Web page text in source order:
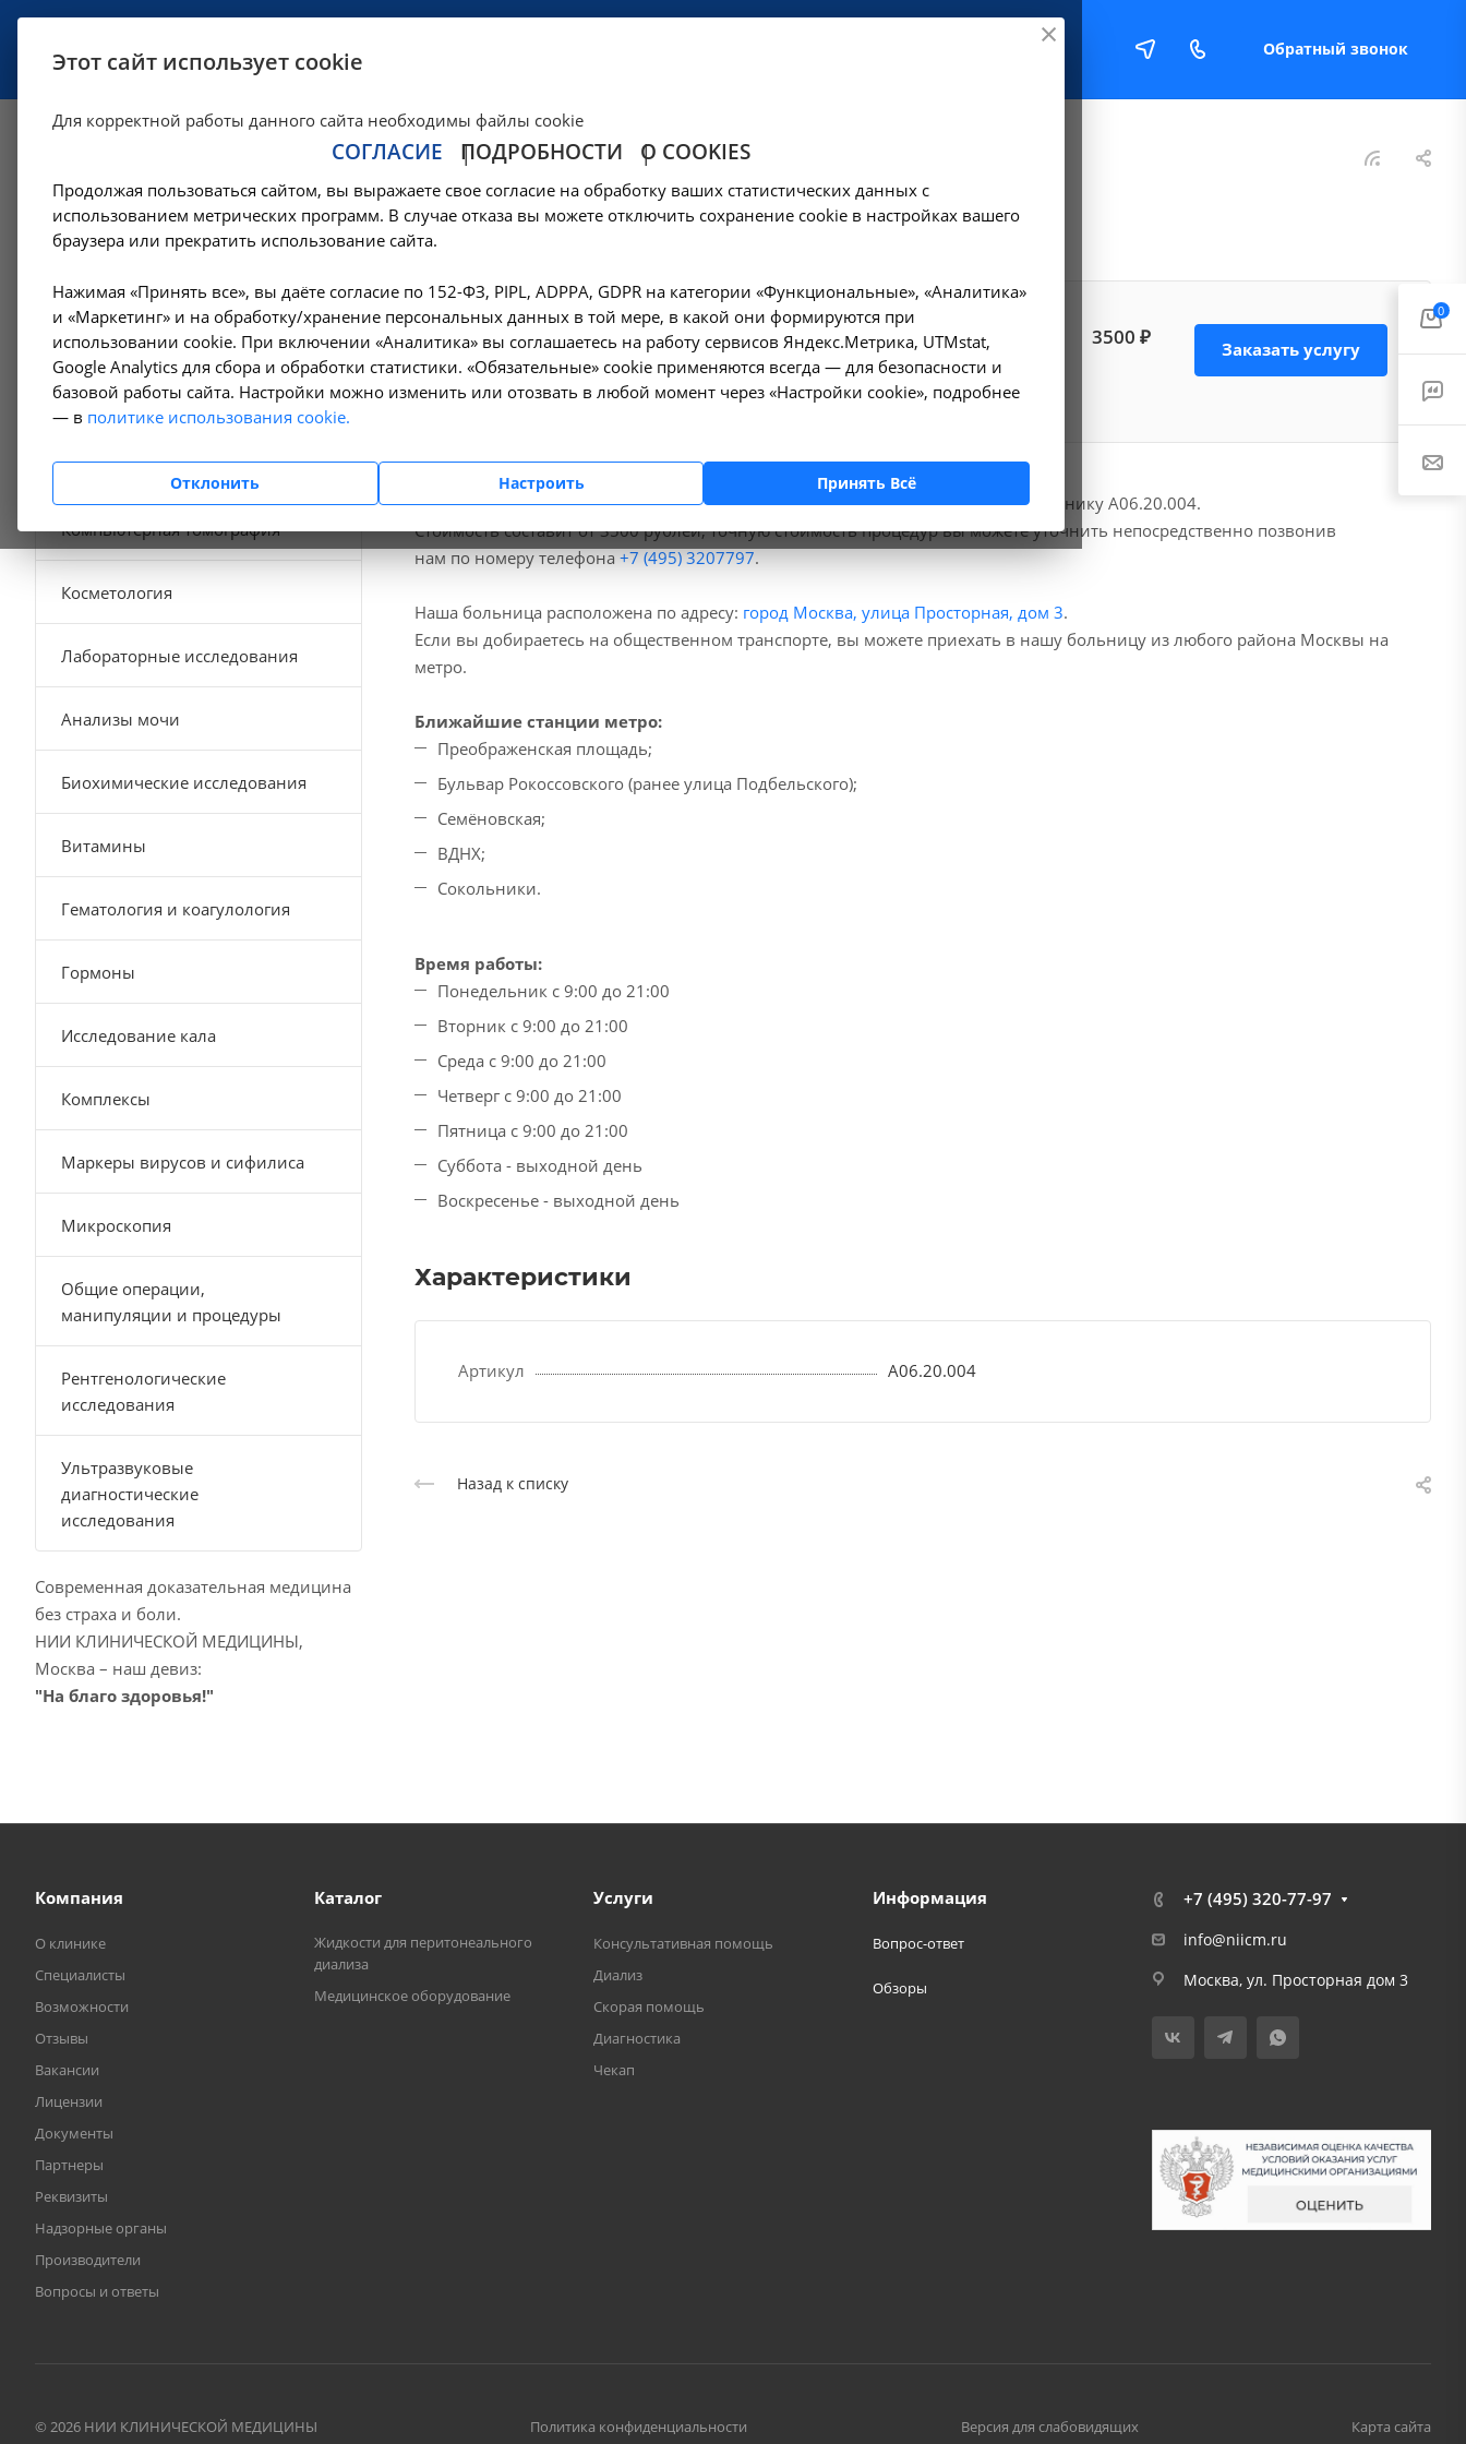
Обратный звонок
Маммография - A06.20.004 в Москве
Цены в Москве — Рентгенологические исследования в Москве — Маммография - A06.20.004 в Москве
Оформите заявку на сайте, мы свяжемся с вами в
ближайшее время и ответим на все интересующие
вопросы.
3500 ₽ Заказать услугу
В нашей больнице вы можете пройти процедуры Маммография, код по справочнику A06.20.004.
Стоимость составит от 3500 рублей, точную стоимость процедур вы можете уточнить непосредственно позвонив
нам по номеру телефона +7 (495) 3207797.
Наша больница расположена по адресу: город Москва, улица Просторная, дом 3.
Если вы добираетесь на общественном транспорте, вы можете приехать в нашу больницу из любого района Москвы на
метро.
Ближайшие станции метро:
Преображенская площадь;
Бульвар Рокоссовского (ранее улица Подбельского);
Семёновская;
ВДНХ;
Сокольники.
Время работы:
Понедельник с 9:00 до 21:00
Вторник с 9:00 до 21:00
Среда с 9:00 до 21:00
Четверг с 9:00 до 21:00
Пятница с 9:00 до 21:00
Суббота - выходной день
Воскресенье - выходной день
Характеристики
Артикул A06.20.004
Назад к списку
Амбулаторно-
поликлинические услуги
Гемодиализ
Денситометрия
Компьютерная томография
Косметология
Лабораторные исследования
Анализы мочи
Биохимические исследования
Витамины
Гематология и коагулология
Гормоны
Исследование кала
Комплексы
Маркеры вирусов и сифилиса
Микроскопия
Общие операции,
манипуляции и процедуры
Рентгенологические
исследования
Ультразвуковые
диагностические
исследования
Современная доказательная медицина
без страха и боли.
НИИ КЛИНИЧЕСКОЙ МЕДИЦИНЫ,
Москва – наш девиз:
"На благо здоровья!"
Компания
О клинике
Специалисты
Возможности
Отзывы
Вакансии
Лицензии
Документы
Партнеры
Реквизиты
Надзорные органы
Производители
Вопросы и ответы
Каталог
Жидкости для перитонеального
диализа
Медицинское оборудование
Услуги
Консультативная помощь
Диализ
Скорая помощь
Диагностика
Чекап
Информация
Вопрос-ответ
Обзоры
+7 (495) 320-77-97
info@niicm.ru
Москва, ул. Просторная дом 3
© 2026 НИИ КЛИНИЧЕСКОЙ МЕДИЦИНЫ Политика конфиденциальности Версия для слабовидящих Карта сайта
0
Этот сайт использует cookie
Для корректной работы данного сайта необходимы файлы cookie
СОГЛАСИЕ ПОДРОБНОСТИ О COOKIES
Продолжая пользоваться сайтом, вы выражаете свое согласие на обработку ваших статистических данных с
использованием метрических программ. В случае отказа вы можете отключить сохранение cookie в настройках вашего
браузера или прекратить использование сайта.
Нажимая «Принять все», вы даёте согласие по 152-ФЗ, PIPL, ADPPA, GDPR на категории «Функциональные», «Аналитика»
и «Маркетинг» и на обработку/хранение персональных данных в той мере, в какой они формируются при
использовании cookie. При включении «Аналитика» вы соглашаетесь на работу сервисов Яндекс.Метрика, UTMstat,
Google Analytics для сбора и обработки статистики. «Обязательные» cookie применяются всегда — для безопасности и
базовой работы сайта. Настройки можно изменить или отозвать в любой момент через «Настройки cookie», подробнее
— в политике использования cookie.
Отклонить Настроить Принять Всё